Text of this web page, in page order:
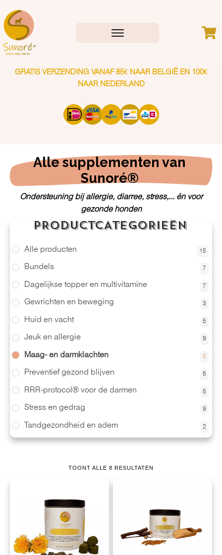
GRATIS VERZENDING VANAF 85€ NAAR BELGIË EN 100€
NAAR NEDERLAND
TOONT ALLE 8 RESULTATEN
Alle supplementen van
Sunoré®
Ondersteuning bij allergie, diarree, stress,... én voor
gezonde honden
PRODUCTCATEGORIEËN
Alle producten 15
Bundels 7
Dagelijkse topper en multivitamine 7
Gewrichten en beweging 3
Huid en vacht 5
Jeuk en allergie 9
Maag- en darmklachten 8
Preventief gezond blijven 6
RRR-protocol® voor de darmen 5
Stress en gedrag 9
Tandgezondheid en adem 2